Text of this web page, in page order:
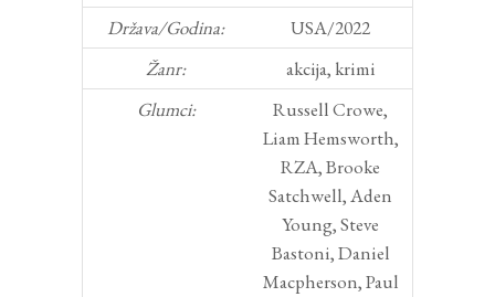
Država/Godina:
USA/2022
Žanr:
akcija, krimi
Glumci:
Russell Crowe,
Liam Hemsworth,
RZA, Brooke
Satchwell, Aden
Young, Steve
Bastoni, Daniel
Macpherson, Paul